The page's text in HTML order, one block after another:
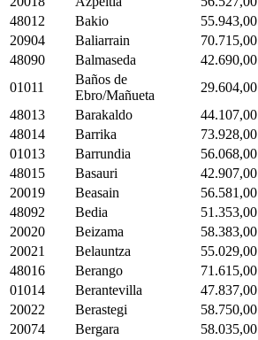
48012
Bakio 55.943,00
20904
Baliarrain 70.715,00
48090
Balmaseda 42.690,00
01011
Baños de
Ebro/Mañueta
29.604,00
48013
Barakaldo 44.107,00
48014
Barrika 73.928,00
01013
Barrundia 56.068,00
48015
Basauri 42.907,00
20019
Beasain 56.581,00
48092
Bedia 51.353,00
20020
Beizama 58.383,00
20021
Belauntza 55.029,00
48016
Berango 71.615,00
01014
Berantevilla 47.837,00
20022
Berastegi 58.750,00
20074
Bergara 58.035,00